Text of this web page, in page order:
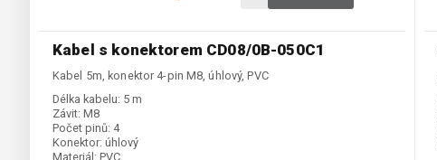
Kabel s konektorem CD08/0B-050C1
Kabel 5m, konektor 4-pin M8, úhlový, PVC
Délka kabelu: 5 m
Závit: M8
Počet pinů: 4
Konektor: úhlový
Materiál: PVC